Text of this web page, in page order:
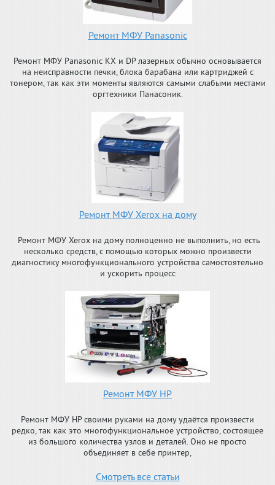
Ремонт МФУ Panasonic
Ремонт МФУ Panasonic KX и DP лазерных обычно основывается
на неисправности печки, блока барабана или картриджей с
тонером, так как эти моменты являются самыми слабыми местами
оргтехники Панасоник.
Ремонт МФУ Xerox на дому
Ремонт МФУ Xerox на дому полноценно не выполнить, но есть
несколько средств, с помощью которых можно произвести
диагностику многофункционального устройства самостоятельно
и ускорить процесс
Ремонт МФУ HP
Ремонт МФУ HP своими руками на дому удаётся произвести
редко, так как это многофункциональное устройство, состоящее
из большого количества узлов и деталей. Оно не просто
объединяет в себе принтер,
Смотреть все статьи